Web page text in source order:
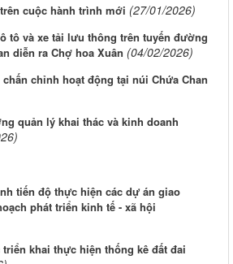
cuộc hành trình mới (27/01/2026)
tô và xe tải lưu thông trên tuyến đường
diễn ra Chợ hoa Xuân (04/02/2026)
chỉnh hoạt động tại núi Chứa Chan
quản lý khai thác và kinh doanh
tiến độ thực hiện các dự án giao
phát triển kinh tế - xã hội
triển khai thực hiện thống kê đất đai